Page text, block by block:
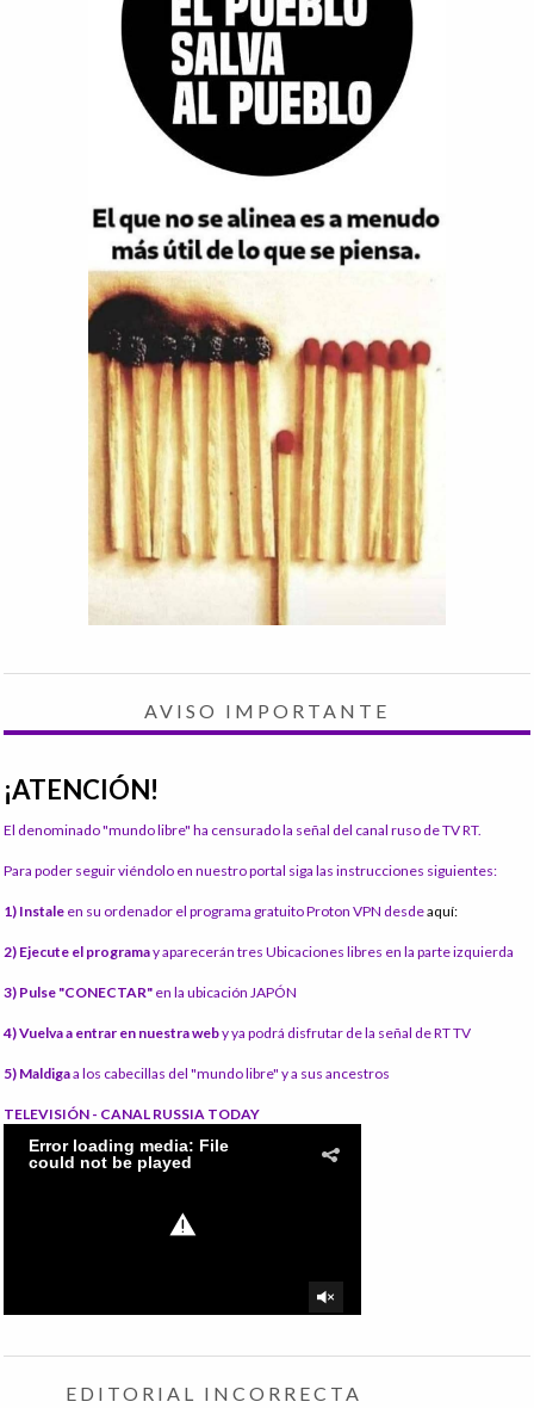
AVISO IMPORTANTE
¡ATENCIÓN!
El denominado "mundo libre" ha censurado la señal del canal ruso de TV RT.
Para poder seguir viéndolo en nuestro portal siga las instrucciones siguientes:
1) Instale en su ordenador el programa gratuito Proton VPN desdeaquí:
2) Ejecute el programay aparecerán tres Ubicaciones libres en la parte izquierda
3) Pulse "CONECTAR" en la ubicación JAPÓN
4) Vuelva a entrar en nuestra weby ya podrá disfrutar de la señal de RT TV
5) Maldigaa los cabecillas del "mundo libre" y a sus ancestros
TELEVISIÓN - CANAL RUSSIA TODAY
EDITORIAL INCORRECTA